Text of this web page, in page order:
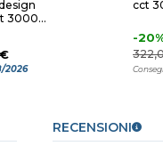
3000k
2026
cct
-
RECENSIONI